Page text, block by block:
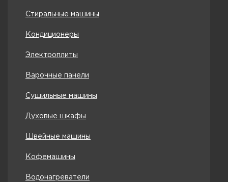
Стиральные машины
Кондиционеры
Электроплиты
Варочные панели
Сушильные машины
Духовые шкафы
Швейные машины
Кофемашины
Водонагреватели